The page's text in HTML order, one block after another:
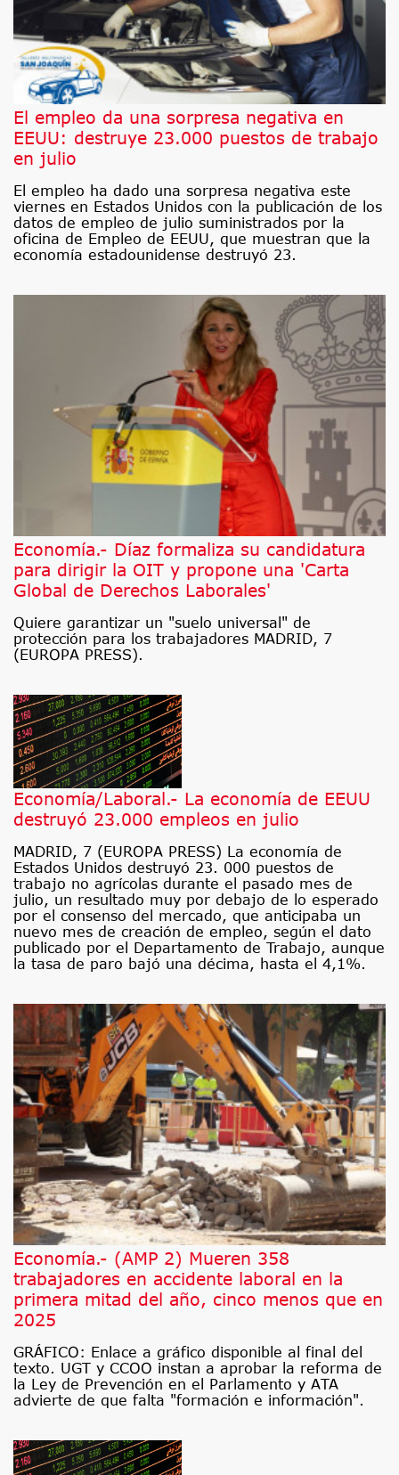
El empleo da una sorpresa negativa en
EEUU: destruye 23.000 puestos de trabajo
en julio
El empleo ha dado una sorpresa negativa este
viernes en Estados Unidos con la publicación de los
datos de empleo de julio suministrados por la
oficina de Empleo de EEUU, que muestran que la
economía estadounidense destruyó 23.
Economía.- Díaz formaliza su candidatura
para dirigir la OIT y propone una 'Carta
Global de Derechos Laborales'
Quiere garantizar un "suelo universal" de
protección para los trabajadores MADRID, 7
(EUROPA PRESS).
Economía/Laboral.- La economía de EEUU
destruyó 23.000 empleos en julio
MADRID, 7 (EUROPA PRESS) La economía de
Estados Unidos destruyó 23. 000 puestos de
trabajo no agrícolas durante el pasado mes de
julio, un resultado muy por debajo de lo esperado
por el consenso del mercado, que anticipaba un
nuevo mes de creación de empleo, según el dato
publicado por el Departamento de Trabajo, aunque
la tasa de paro bajó una décima, hasta el 4,1%.
Economía.- (AMP 2) Mueren 358
trabajadores en accidente laboral en la
primera mitad del año, cinco menos que en
2025
GRÁFICO: Enlace a gráfico disponible al final del
texto. UGT y CCOO instan a aprobar la reforma de
la Ley de Prevención en el Parlamento y ATA
advierte de que falta "formación e información".